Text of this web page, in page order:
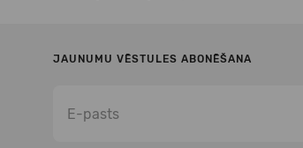
JAUNUMU VĒSTULES ABONĒŠANA